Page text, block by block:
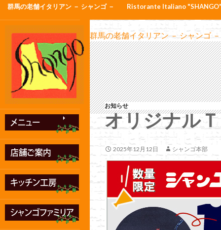
群馬の老舗イタリアン － シャンゴ － Ristorante Italiano
群馬の老舗イタリアン － シャンゴ －
お知らせ
オリジナル
2025年12月12日 シャンゴ本部